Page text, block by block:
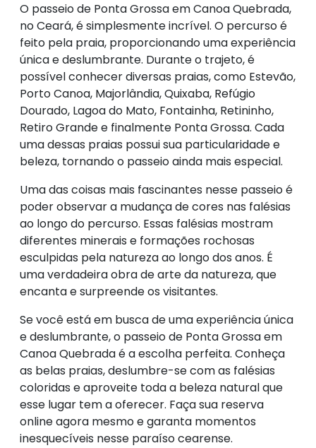
O passeio de Ponta Grossa em Canoa Quebrada,
no Ceará, é simplesmente incrível. O percurso é
feito pela praia, proporcionando uma experiência
única e deslumbrante. Durante o trajeto, é
possível conhecer diversas praias, como Estevão,
Porto Canoa, Majorlândia, Quixaba, Refúgio
Dourado, Lagoa do Mato, Fontainha, Retininho,
Retiro Grande e finalmente Ponta Grossa. Cada
uma dessas praias possui sua particularidade e
beleza, tornando o passeio ainda mais especial.
Uma das coisas mais fascinantes nesse passeio é
poder observar a mudança de cores nas falésias
ao longo do percurso. Essas falésias mostram
diferentes minerais e formações rochosas
esculpidas pela natureza ao longo dos anos. É
uma verdadeira obra de arte da natureza, que
encanta e surpreende os visitantes.
Se você está em busca de uma experiência única
e deslumbrante, o passeio de Ponta Grossa em
Canoa Quebrada é a escolha perfeita. Conheça
as belas praias, deslumbre-se com as falésias
coloridas e aproveite toda a beleza natural que
esse lugar tem a oferecer. Faça sua reserva
online agora mesmo e garanta momentos
inesquecíveis nesse paraíso cearense.